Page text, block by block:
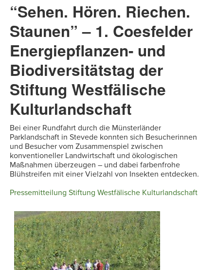
“Sehen. Hören. Riechen.
Staunen” – 1. Coesfelder
Energiepflanzen- und
Biodiversitätstag der
Stiftung Westfälische
Kulturlandschaft
Bei einer Rundfahrt durch die Münsterländer
Parklandschaft in Stevede konnten sich Besucherinnen
und Besucher vom Zusammenspiel zwischen
konventioneller Landwirtschaft und ökologischen
Maßnahmen überzeugen – und dabei farbenfrohe
Blühstreifen mit einer Vielzahl von Insekten entdecken.
Pressemitteilung Stiftung Westfälische Kulturlandschaft